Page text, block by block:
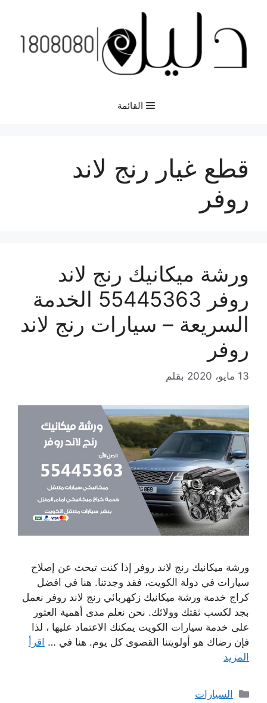
المحتوى
القائمة
قطع غيار رنج لاند
روفر
ورشة ميكانيك رنج لاند
روفر 55445363 الخدمة
السريعة – سيارات رنج لاند
روفر
13 مايو، 2020 بقلم
ورشة ميكانيك رنج لاند روفر إذا كنت تبحث عن إصلاح
سيارات في دولة الكويت، فقد وجدتنا. هنا في افضل
كراج خدمة ورشة ميكانيك زكهربائي رنج لاند روفر نعمل
بجد لكسب ثقتك وولائك. نحن نعلم مدى أهمية العثور
على خدمة سيارات الكويت يمكنك الاعتماد عليها ، لذا
فإن رضاك ​​هو أولويتنا القصوى كل يوم. هنا في … اقرأ
المزيد
التصنيفات
السيارات